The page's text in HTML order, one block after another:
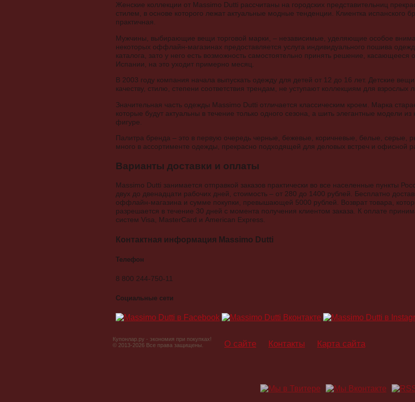
Женские коллекции от Massimo Dutti рассчитаны на городских представительниц
стилем, в основе которого лежат актуальные модные тенденции. Клиентка испанского
практичная.
Мужчины, выбирающие вещи торговой марки, – независимые, уделяющие особое
некоторых оффлайн-магазинах предоставляется услуга индивидуального пошива
каталога, зато у него есть возможность самостоятельно принять решение, касающееся
Испании, на это уходит примерно месяц.
В 2003 году компания начала выпускать одежду для детей от 12 до 16 лет. Детские
качеству, стилю, степени соответствия трендам, не уступают коллекциям для взрослых
Значительная часть одежды Massimo Dutti отличается классическим кроем. Марка
которые будут актуальны в течение только одного сезона, а шить элегантные модели
фигуре.
Палитра бренда – это в первую очередь черные, бежевые, коричневые, белые, серые,
много в ассортименте одежды, прекрасно подходящей для деловых встреч и офисной
Варианты доставки и оплаты
Massimo Dutti занимается отправкой заказов практически во все населенные пункты
двух до двенадцати рабочих дней, стоимость – от 280 до 1400 рублей. Бесплатно
оффлайн-магазина и сумме покупки, превышающей 5000 рублей. Возврат товара,
разрешается в течение 30 дней с момента получения клиентом заказа. К оплате
систем Visa, MasterCard и American Express.
Контактная информация Massimo Dutti
Телефон
8 800 244-750-11
Социальные сети
Купонлар.ру - экономия при покупках!
© 2013-2026 Все права защищены.
О сайте Контакты Карта сайта